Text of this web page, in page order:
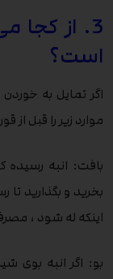
3. از کجا
است؟
اگر تمایل به
موارد زیر را قبل از
بافت: انبه
بخرید و بگذارید تا
اینکه له شود ،
بو: اگر انبه بوی